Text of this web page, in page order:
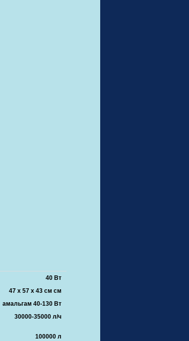
40 Вт
47 x 57 x 43 см см
амальгам 40-130 Вт
30000-35000 л/ч
100000 л